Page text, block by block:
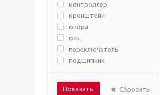
контроллер
кронштейн
опора
ось
переключатель
подшипник
редуктор
Сбросить